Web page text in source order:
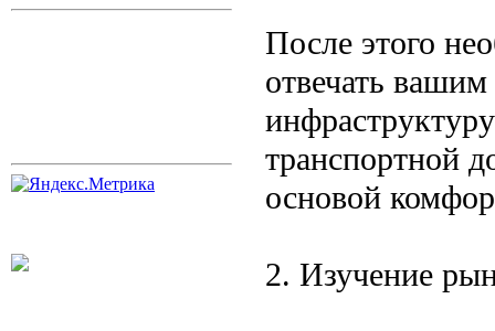
После этого
отвечать
транспортной
основой
2. Изучение